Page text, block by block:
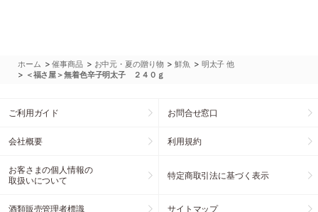
ホーム >催事商品 > お中元・夏の贈り物 >鮮魚 > 明太子 他
> ＜福さ屋＞無着色辛子明太子 ２４０ｇ
ご利用ガイド お問合せ窓口
会社概要 利用規約
お客さまの個人情報の
取扱いについて
特定商取引法に基づく表示
酒類販売管理者標識 サイトマップ